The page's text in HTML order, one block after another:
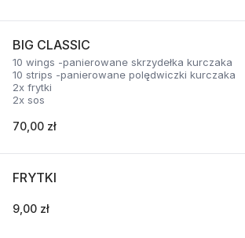
BIG CLASSIC
10 wings -panierowane skrzydełka kurczaka
10 strips -panierowane polędwiczki kurczaka
2x frytki
2x sos
70,00 zł
FRYTKI
9,00 zł